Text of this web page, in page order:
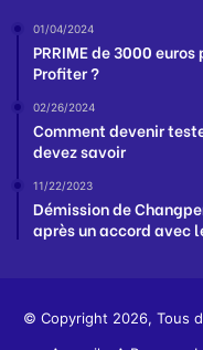
01/04/2024
PRRIME de 3000
Profiter ?
02/26/2024
Comment devenir
devez savoir
11/22/2023
Démission de
après un accord avec
© Copyright 2026, Tous